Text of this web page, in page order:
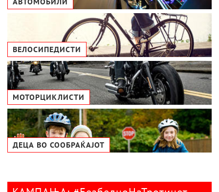
ВЕЛОСИПЕДИСТИ
МОТОРЦИКЛИСТИ
ДЕЦА ВО СООБРАЌАЈОТ